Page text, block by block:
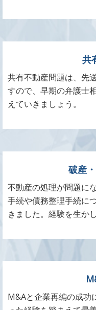
共
共有不動産問題は、先
すので、早期の弁護士
えていきましょう。
破産
不動産の処理が問題に
手続や債務整理手続に
きました。経験を生か
M&Aと企業再編の成功